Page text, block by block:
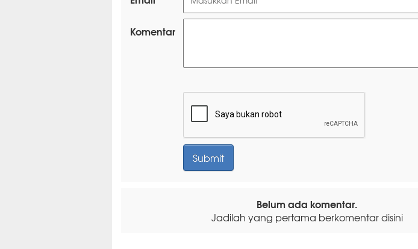
Komentar
Belum ada komentar.
Jadilah yang pertama berkomentar disini